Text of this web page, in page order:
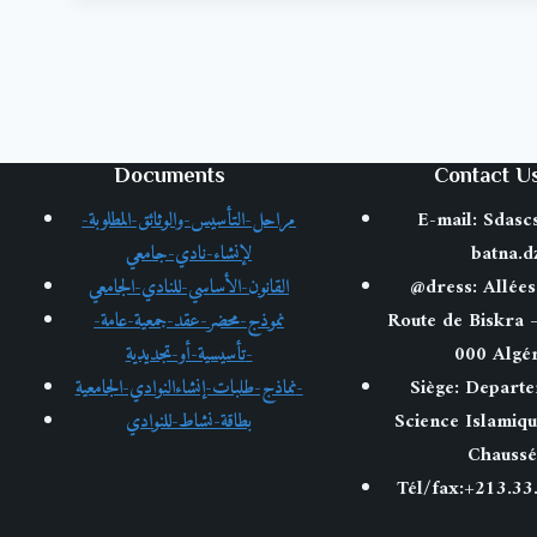
Documents
مراحل-التأسيس-والوثائق-المطلوبة-
لإنشاء-نادي-جامعي
القانون-الأساسي-للنادي-الجامعي
نموذج-محضر-عقد-جمعية-عامة-
تأسيسية-أو-تجديدية-
نماذج-طلبات-إنشاءالنوادي-الجامعية-
بطاقة-نشاط-للنوادي
Contact
E-mail:
@dress:
Route de Biskra
000
Siège:
Science
Tél/